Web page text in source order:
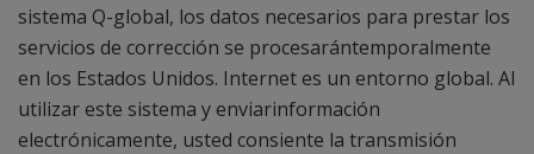
sistema Q-global, los datos necesarios para prestar los
servicios de corrección se procesarántemporalmente
en los Estados Unidos. Internet es un entorno global. Al
utilizar este sistema y enviarinformación
electrónicamente, usted consiente la transmisión